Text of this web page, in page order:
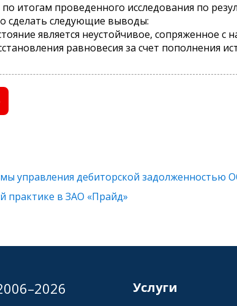
итогам проведенного исследования по
сделать следующие выводы:
является неустойчивое, сопряженное
равновесия за счет пополнения
управления дебиторской задолженностью
практике в ЗАО «Прайд»
Услуги